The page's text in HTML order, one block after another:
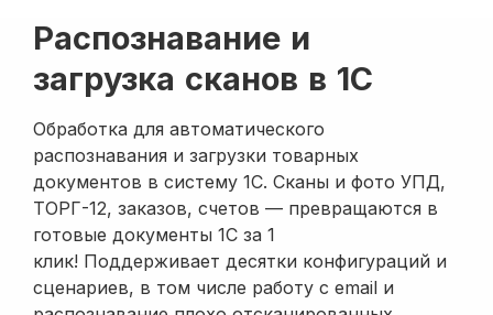
Распознавание и
загрузка сканов в 1С
Обработка для автоматического
распознавания и загрузки товарных
документов в систему 1С. Сканы и фото УПД,
ТОРГ-12, заказов, счетов — превращаются в
готовые документы 1С за 1
клик! Поддерживает десятки конфигураций и
сценариев, в том числе работу с email и